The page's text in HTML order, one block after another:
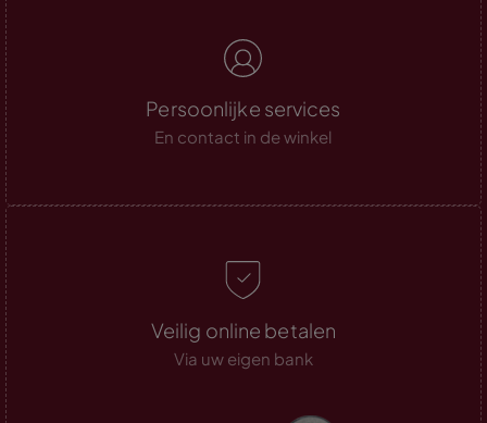
Persoonlijke services
En contact in de winkel
Veilig online betalen
Via uw eigen bank